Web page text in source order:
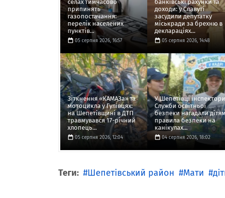
селах тимчасово
припинять
газопостачання:
перелік населених
пунктів...
05 серпня 2026, 16:57
банківські рахунки та
доходи: у Славуті
засудили депутатку
міськради за брехню в
деклараціях...
05 серпня 2026, 14:48
Зіткнення «КАМАЗа» та
мотоцикла у Гулівцях:
на Шепетівщині в ДТП
травмувався 17-річний
хлопець...
05 серпня 2026, 12:04
У Шепетівці інспектори
Служби освітньої
безпеки нагадали
правила безпеки на
канікулах...
04 серпня 2026, 18:02
Теги: Шепетівський район Мати